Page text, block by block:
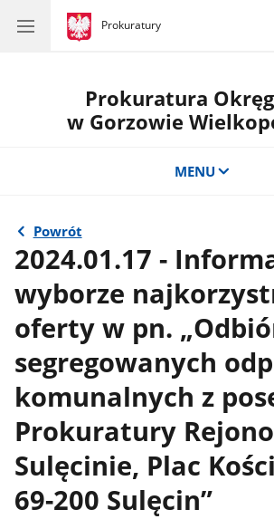
gov.pl
Prokuratury
gov.pl
Prokuratury
Prokuratura
w Gorzowie
MENU
Powrót
2024.01.17 -
wyborze
oferty w pn.
segregowanych
komunalnych z
Prokuratury
Sulęcinie, Plac
69-200 Sulęcin”